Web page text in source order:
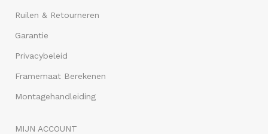
Ruilen & Retourneren
Garantie
Privacybeleid
Framemaat Berekenen
Montagehandleiding
MIJN ACCOUNT